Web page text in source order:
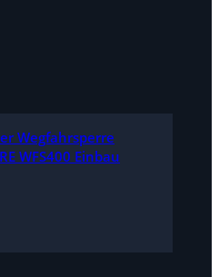
Wegfahrsperre
WFS400 Einbau